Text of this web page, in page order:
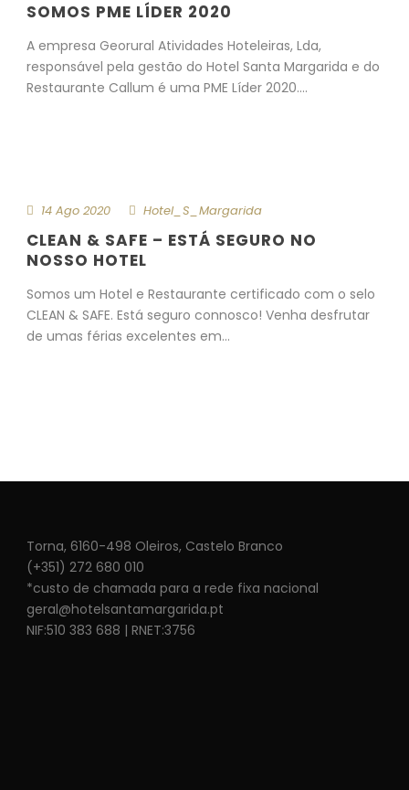
SOMOS PME LÍDER 2020
A empresa Georural Atividades Hoteleiras, Lda,
responsável pela gestão do Hotel Santa Margarida e do
Restaurante Callum é uma PME Líder 2020....
14 Ago 2020 Hotel_S_Margarida
CLEAN & SAFE – ESTÁ SEGURO NO
NOSSO HOTEL
Somos um Hotel e Restaurante certificado com o selo
CLEAN & SAFE. Está seguro connosco! Venha desfrutar
de umas férias excelentes em...
Torna, 6160-498 Oleiros, Castelo Branco
(+351) 272 680 010
*custo de chamada para a rede fixa nacional
geral@hotelsantamargarida.pt
NIF:510 383 688 | RNET:3756